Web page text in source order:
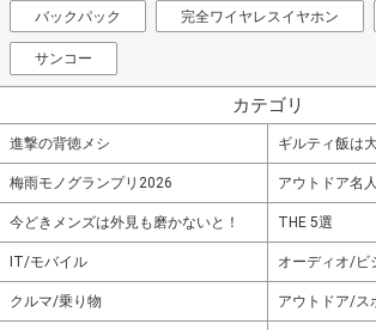
バックパック 完全ワイヤレスイヤホン
サンコー
カテゴリ
進撃の背徳メシ ギルティ飯は
梅雨モノグランプリ2026 アウトドア名
今どきメンズは外見も磨かないと！ THE 5選
IT/モバイル オーディオ/ビ
クルマ/乗り物 アウトドア/ス